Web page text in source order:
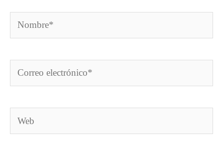
Nombre*
Correo
electrónico*
Web